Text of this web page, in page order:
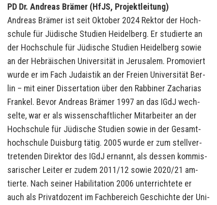
PD Dr. An­dre­as Brä­mer (HfJS, Pro­jekt­lei­tung)
An­dre­as Brä­mer ist seit Ok­to­ber 2024 Rek­tor der Hoch­
schu­le für Jü­di­sche Stu­di­en Hei­del­berg. Er stu­dier­te an
der Hoch­schu­le für Jü­di­sche Stu­di­en Hei­del­berg sowie
an der He­bräi­schen Uni­ver­si­tät in Je­ru­sa­lem. Pro­mo­viert
wurde er im Fach Ju­da­is­tik an der Frei­en Uni­ver­si­tät Ber­
lin – mit einer Dis­ser­ta­ti­on über den Rab­bi­ner Za­cha­ri­as
Fran­kel. Bevor An­dre­as Brä­mer 1997 an das IGdJ wech­
sel­te, war er als wis­sen­schaft­li­cher Mit­ar­bei­ter an der
Hoch­schu­le für Jü­di­sche Stu­di­en sowie in der Ge­samt­
hoch­schu­le Duis­burg tätig. 2005 wurde er zum stell­ver­
tre­ten­den Di­rek­tor des IGdJ er­nannt, als des­sen kom­mis­
sa­ri­scher Lei­ter er zudem 2011/12 sowie 2020/21 am­
tier­te. Nach sei­ner Ha­bi­li­ta­ti­on 2006 un­ter­rich­te­te er
auch als Pri­vat­do­zent im Fach­be­reich Ge­schich­te der Uni­